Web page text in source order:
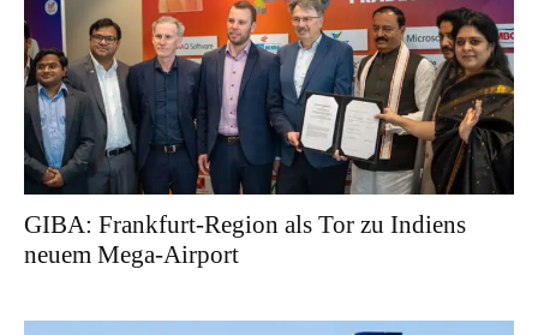
GIBA: Frankfurt-Region als Tor zu Indiens
neuem Mega-Airport